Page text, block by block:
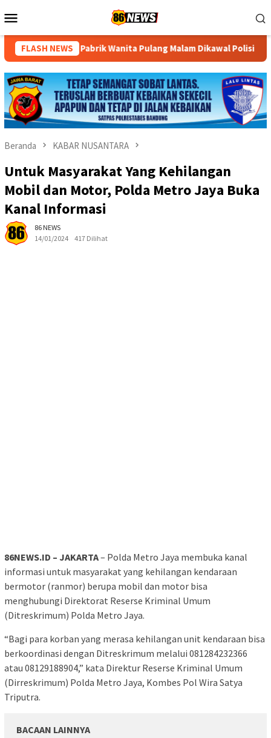
ke
Mobile
FLASH NEWS
Wanita Pulang Malam Dikawal Polisi Sampai Rumah
Beranda KABAR NUSANTARA
Untuk Masyarakat Yang Kehilangan
Mobil dan Motor, Polda Metro Jaya Buka
Kanal Informasi
86 NEWS
14/01/2024
417 Dilihat
86NEWS.ID – JAKARTA– Polda Metro Jaya membuka kanal
informasi untuk masyarakat yang kehilangan kendaraan
bermotor (ranmor) berupa mobil dan motor bisa
menghubungi Direktorat Reserse Kriminal Umum
(Ditreskrimum) Polda Metro Jaya.
“Bagi para korban yang merasa kehilangan unit kendaraan bisa
berkoordinasi dengan Ditreskrimum melalui 081284232366
atau 08129188904,” kata Direktur Reserse Kriminal Umum
(Dirreskrimum) Polda Metro Jaya, Kombes Pol Wira Satya
Triputra.
BACAAN LAINNYA